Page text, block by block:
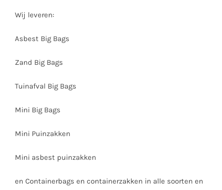
Wij leveren:
Asbest Big Bags
Zand Big Bags
Tuinafval Big Bags
Mini Big Bags
Mini Puinzakken
Mini asbest puinzakken
en Containerbags en containerzakken in alle soorten en